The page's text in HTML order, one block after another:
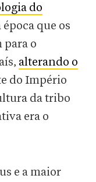
do
época que os
para o
alterando o
do Império
da tribo
era o
e a maior